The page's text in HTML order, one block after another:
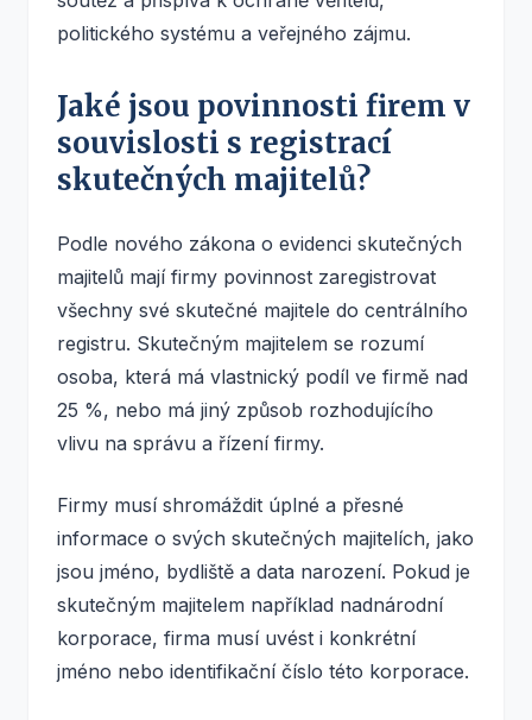
politického systému a veřejného zájmu.
Jaké jsou povinnosti firem v
souvislosti s registrací
skutečných majitelů?
Podle nového zákona o evidenci skutečných
majitelů mají firmy povinnost zaregistrovat
všechny své skutečné majitele do centrálního
registru. Skutečným majitelem se rozumí
osoba, která má vlastnický podíl ve firmě nad
25 %, nebo má jiný způsob rozhodujícího
vlivu na správu a řízení firmy.
Firmy musí shromáždit úplné a přesné
informace o svých skutečných majitelích, jako
jsou jméno, bydliště a data narození. Pokud je
skutečným majitelem například nadnárodní
korporace, firma musí uvést i konkrétní
jméno nebo identifikační číslo této korporace.